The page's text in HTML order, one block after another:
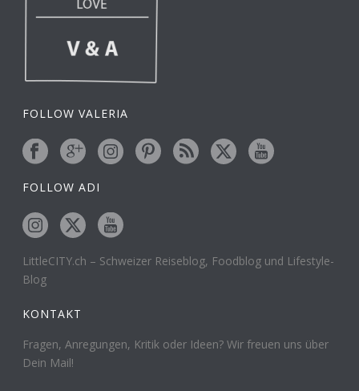
FOLLOW VALERIA
FOLLOW ADI
LittleCITY.ch – Schweizer Reiseblog, Foodblog und Lifestyle-
Blog
KONTAKT
Fragen, Anregungen, Kritik oder Ideen? Wir freuen uns über
Dein Mail!